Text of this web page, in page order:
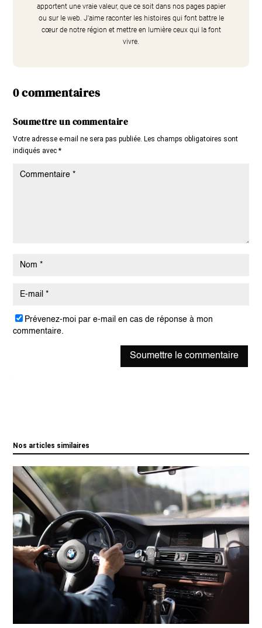
apportent une vraie valeur, que ce soit dans nos pages papier
ou sur le web. J'aime raconter les histoires qui font battre le
cœur de notre région et mettre en lumière ceux qui la font
vivre.
0 commentaires
Soumettre un commentaire
Votre adresse e-mail ne sera pas publiée. Les champs obligatoires sont
indiqués avec*
Prévenez-moi par e-mail en cas de réponse à mon
commentaire.
Soumettre le commentaire
Nos articles similaires